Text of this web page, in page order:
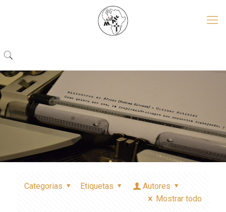
Categorias Etiquetas
Autores
Mostrar todo